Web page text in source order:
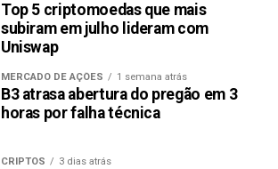
Top 5 criptomoedas que mais
subiram em julho lideram com
Uniswap
MERCADO DE AÇÕES 1 semana atrás
B3 atrasa abertura do pregão em 3
horas por falha técnica
CRIPTOS 3 dias atrás